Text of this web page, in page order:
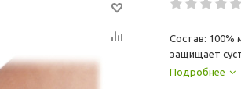
Состав: 100%
защищает
образования
Подробнее